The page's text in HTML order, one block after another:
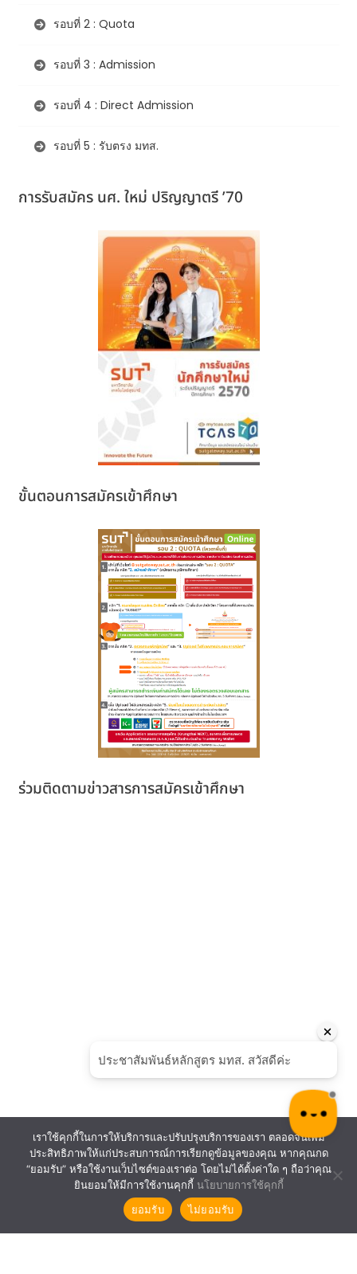
รอบที่ 2 : Quota
รอบที่ 3 : Admission
รอบที่ 4 : Direct Admission
รอบที่ 5 : รับตรง มทส.
การรับสมัคร นศ. ใหม่ ปริญญาตรี ’70
ขั้นตอนการสมัครเข้าศึกษา
ร่วมติดตามข่าวสารการสมัครเข้าศึกษา
เราใช้คุกกี้ในการให้บริการและปรับปรุงบริการของเรา ตลอดจนเพิ่ม
ประสิทธิภาพให้แก่ประสบการณ์การเรียกดูข้อมูลของคุณ หากคุณกด
“ยอมรับ” หรือใช้งานเว็บไซต์ของเราต่อ โดยไม่ได้ตั้งค่าใด ๆ ถือว่าคุณ
ยินยอมให้มีการใช้งานคุกกี้ นโยบายการใช้คุกกี้
ยอมรับ
ไม่ยอมรับ